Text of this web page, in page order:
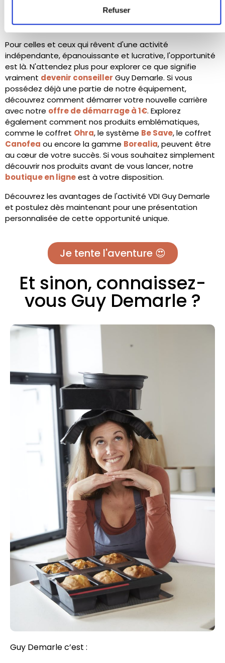
Refuser
Guy Demarle recrutementest une invitation à
réinventer votre parcours professionnel.
Pour celles et ceux qui rêvent d'une activité
indépendante, épanouissante et lucrative, l'opportunité
est là. N'attendez plus pour explorer ce que signifie
vraiment devenir conseiller Guy Demarle. Si vous
possédez déjà une partie de notre équipement,
découvrez comment démarrer votre nouvelle carrière
avec notre offre de démarrage à 1€. Explorez
également comment nos produits emblématiques,
comme le coffret Ohra, le système Be Save, le coffret
Canofea ou encore la gamme Borealia, peuvent être
au cœur de votre succès. Si vous souhaitez simplement
découvrir nos produits avant de vous lancer, notre
boutique en ligneest à votre disposition.
Découvrez les avantages de l'activité VDI Guy Demarle
et postulez dès maintenant pour une présentation
personnalisée de cette opportunité unique.
Je tente l'aventure 😍
Et sinon, connaissez-
vous Guy Demarle ?
Guy Demarle c’est :